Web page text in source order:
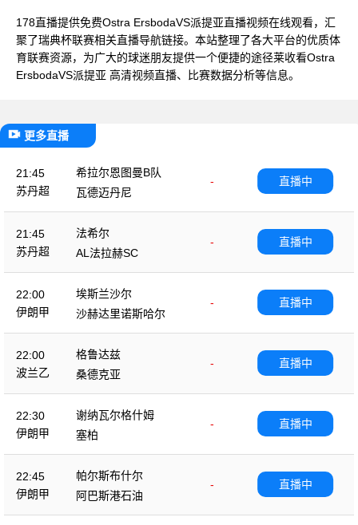
178直播提供免费Ostra ErsbodaVS派提亚直播视频在线观看，汇
聚了瑞典杯联赛相关直播导航链接。本站整理了各大平台的优质体
育联赛资源，为广大的球迷朋友提供一个便捷的途径莱收看Ostra
ErsbodaVS派提亚 高清视频直播、比赛数据分析等信息。
更多直播
21:45
苏丹超
希拉尔恩图曼B队
-
瓦德迈丹尼
直播中
21:45
苏丹超
法希尔
-
AL法拉赫SC
直播中
22:00
伊朗甲
埃斯兰沙尔
-
沙赫达里诺斯哈尔
直播中
22:00
波兰乙
格鲁达兹
-
桑德克亚
直播中
22:30
伊朗甲
谢纳瓦尔格什姆
-
塞柏
直播中
22:45
伊朗甲
帕尔斯布什尔
-
阿巴斯港石油
直播中